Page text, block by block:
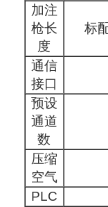
加注
枪长
度
标
通信
接口
预设
通道
数
压缩
空气
PLC